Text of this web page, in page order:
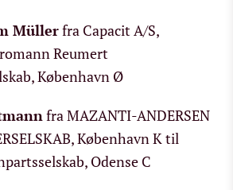
Müllerfra Capacit A/S,
Reumert
København Ø
fra MAZANTI-ANDERSEN
København K til
Odense C